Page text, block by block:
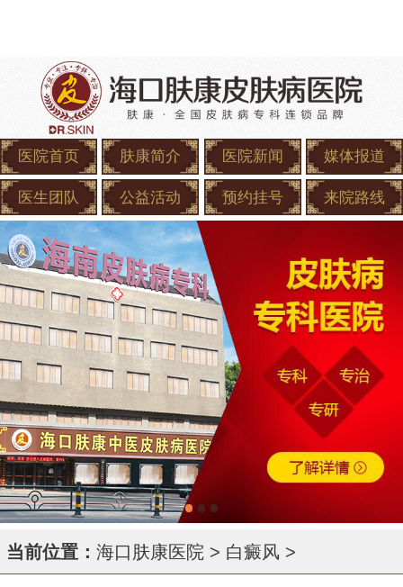
医院首页 肤康简介 医院新闻 媒体报道
医生团队 公益活动 预约挂号 来院路线
当前位置： 海口肤康医院 > 白癜风 >